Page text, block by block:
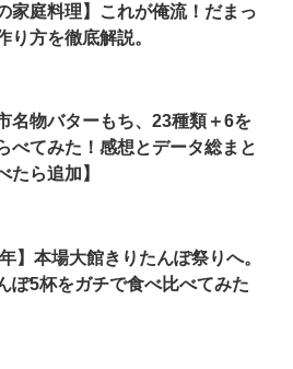
家庭料理】これが俺流！だまっ
り方を徹底解説。
名物バターもち、23種類＋6を
べてみた！感想とデータ総まと
たら追加】
年】本場大館きりたんぽ祭りへ。
ぽ5杯をガチで食べ比べてみた